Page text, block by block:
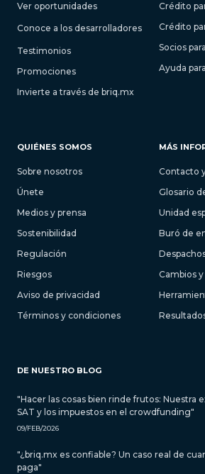
Ver oportunidades
Conoce a los desarrolladores
Testimonios
Promociones
Invierte a través de briq.mx
Crédito
Crédito
Socios
Ayuda
QUIÉNES SOMOS
Sobre nosotros
Únete
Medios y prensa
Sostenibilidad
Regulación
Riesgos
Aviso de privacidad
Términos y condiciones
MÁS
Contacto
Glosario
Unidad
Buró de
Cambios
DE NUESTRO BLOG
"Hacer las cosas bien rinde frutos: Nuestra
SAT y los impuestos en el crowdfunding"
09/FEB/2026
"¿briq.mx es confiable? Un caso real de
paga"